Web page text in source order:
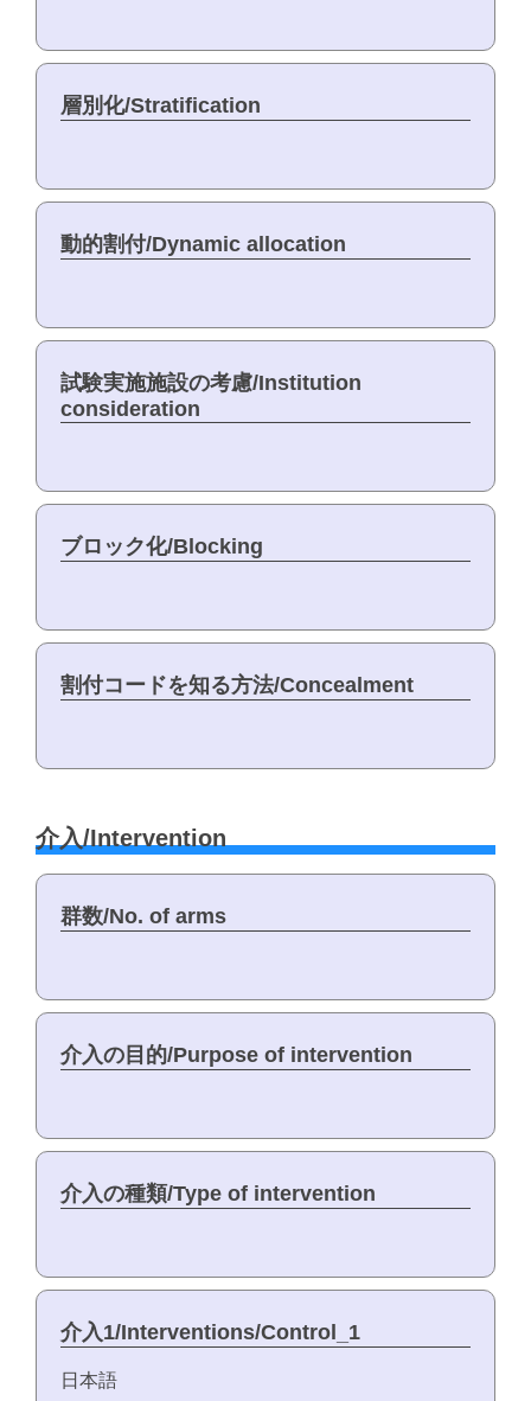
層別化/Stratification
動的割付/Dynamic allocation
試験実施施設の考慮/Institution
consideration
ブロック化/Blocking
割付コードを知る方法/Concealment
介入/Intervention
群数/No. of arms
介入の目的/Purpose of intervention
介入の種類/Type of intervention
介入1/Interventions/Control_1
日本語